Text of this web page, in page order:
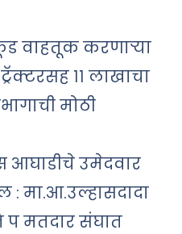
वाहतूक करणाऱ्या
११ लाखाचा
मोठी
आघाडीचे उमेदवार
: मा.आ.उल्हासदादा
प मतदार संघात